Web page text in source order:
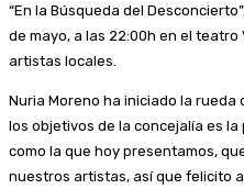
“En la Búsqueda del
de mayo, a las 22:00h en el
artistas locales.
Nuria Moreno ha iniciado la
los objetivos de la concejalía es
como la que hoy presentamos,
nuestros artistas, así que felicito